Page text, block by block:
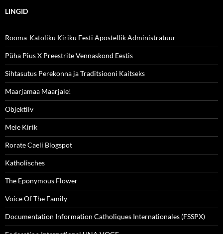
LINGID
Rooma-Katoliku Kiriku Eesti Apostellik Administratuur
Püha Pius X Preestrite Vennaskond Eestis
Sihtasutus Perekonna ja Traditsiooni Kaitseks
Maarjamaa Maarjale!
Objektiiv
Meie Kirik
Rorate Caeli Blogspot
Katholisches
The Eponymous Flower
Voice Of The Family
Documentation Information Catholiques Internationales (FSSPX)